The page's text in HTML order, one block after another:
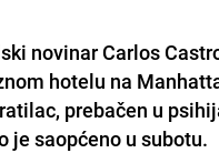
novinar Carlos
hotelu na
prebačen u
je saopćeno u subotu.